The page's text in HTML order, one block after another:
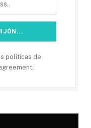
políticas de